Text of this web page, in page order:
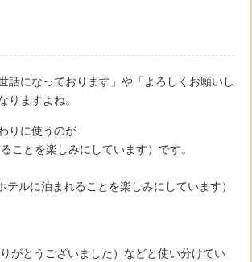
話になっております」や「よろしくお願いし
ますよね。
りに使うのが
とを楽しみにしています）です。
ルに泊まれることを楽しみにしています）
とうございました）などと使い分けてい